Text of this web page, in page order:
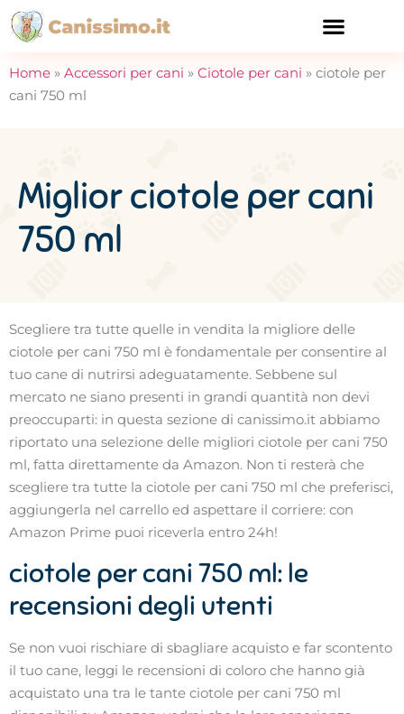
Home » Accessori per cani » Ciotole per cani » ciotole per
cani 750 ml
Miglior ciotole per cani
750 ml
Scegliere tra tutte quelle in vendita la migliore delle
ciotole per cani 750 ml è fondamentale per consentire al
tuo cane di nutrirsi adeguatamente. Sebbene sul
mercato ne siano presenti in grandi quantità non devi
preoccuparti: in questa sezione di canissimo.it abbiamo
riportato una selezione delle migliori ciotole per cani 750
ml, fatta direttamente da Amazon. Non ti resterà che
scegliere tra tutte la ciotole per cani 750 ml che preferisci,
aggiungerla nel carrello ed aspettare il corriere: con
Amazon Prime puoi riceverla entro 24h!
ciotole per cani 750 ml: le
recensioni degli utenti
Se non vuoi rischiare di sbagliare acquisto e far scontento
il tuo cane, leggi le recensioni di coloro che hanno già
acquistato una tra le tante ciotole per cani 750 ml